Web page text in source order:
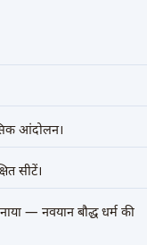
आंदोलन।
सीटें।
— नवयान बौद्ध धर्म की